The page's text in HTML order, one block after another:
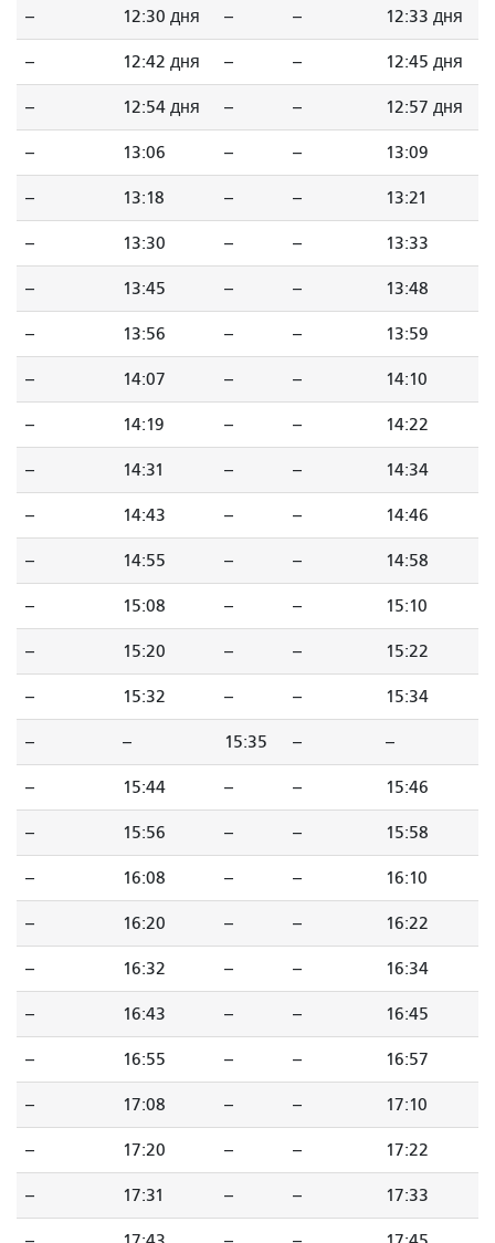
-- 12:30 дня -- -- 12:33 дня
-- 12:42 дня -- -- 12:45 дня
-- 12:54 дня -- -- 12:57 дня
-- 13:06 -- -- 13:09
-- 13:18 -- -- 13:21
-- 13:30 -- -- 13:33
-- 13:45 -- -- 13:48
-- 13:56 -- -- 13:59
-- 14:07 -- -- 14:10
-- 14:19 -- -- 14:22
-- 14:31 -- -- 14:34
-- 14:43 -- -- 14:46
-- 14:55 -- -- 14:58
-- 15:08 -- -- 15:10
-- 15:20 -- -- 15:22
-- 15:32 -- -- 15:34
-- -- 15:35 -- --
-- 15:44 -- -- 15:46
-- 15:56 -- -- 15:58
-- 16:08 -- -- 16:10
-- 16:20 -- -- 16:22
-- 16:32 -- -- 16:34
-- 16:43 -- -- 16:45
-- 16:55 -- -- 16:57
-- 17:08 -- -- 17:10
-- 17:20 -- -- 17:22
-- 17:31 -- -- 17:33